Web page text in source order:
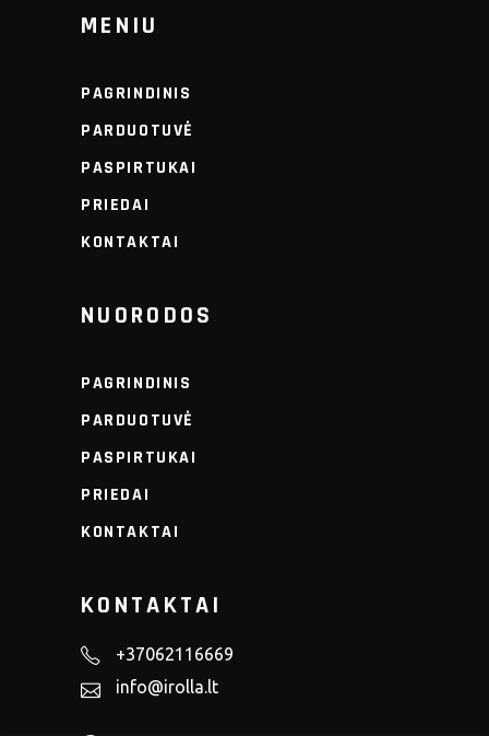
MENIU
PAGRINDINIS
PARDUOTUVĖ
PASPIRTUKAI
PRIEDAI
KONTAKTAI
NUORODOS
PAGRINDINIS
PARDUOTUVĖ
PASPIRTUKAI
PRIEDAI
KONTAKTAI
KONTAKTAI
+37062116669
info@irolla.lt